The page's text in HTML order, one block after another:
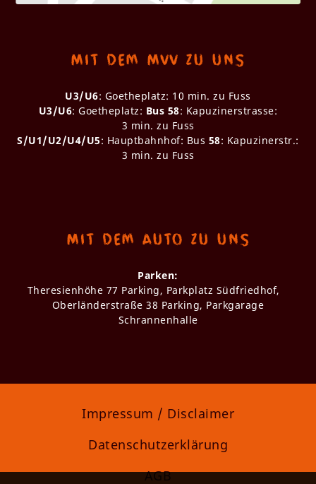
Mit dem MVV zu uns
U3/U6: Goetheplatz: 10 min. zu Fuss
U3/U6: Goetheplatz: Bus 58: Kapuzinerstrasse:
3 min. zu Fuss
S/U1/U2/U4/U5: Hauptbahnhof: Bus 58: Kapuzinerstr.:
3 min. zu Fuss
Mit dem Auto zu uns
Parken:
Theresienhöhe 77 Parking, Parkplatz Südfriedhof,
Oberländerstraße 38 Parking, Parkgarage
Schrannenhalle
Impressum / Disclaimer
Datenschutzerklärung
AGB